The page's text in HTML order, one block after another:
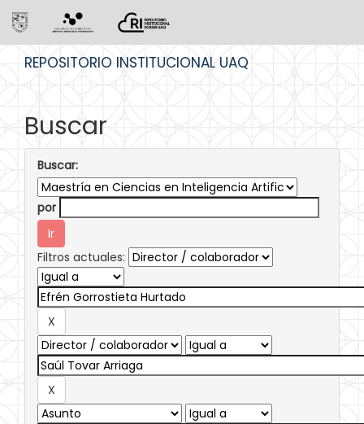
REPOSITORIO INSTITUCIONAL UAQ
Buscar
Buscar:
por
Filtros actuales: